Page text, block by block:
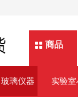
商品
玻璃仪器 实验
商品